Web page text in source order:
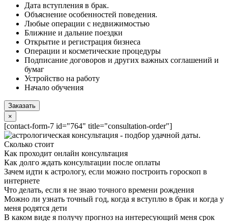
Дата вступления в брак.
Объяснение особенностей поведения.
Любые операции с недвижимостью
Ближние и дальние поездки
Открытие и регистрация бизнеса
Операции и косметические процедуры
Подписание договоров и других важных соглашений и
бумаг
Устройство на работу
Начало обучения
Заказать
×
[contact-form-7 id="764" title="consultation-order"]
Сколько стоит
Как проходит онлайн консультация
Как долго ждать консультации после оплаты
Зачем идти к астрологу, если можно построить гороскоп в
интернете
Что делать, если я не знаю точного времени рождения
Можно ли узнать точный год, когда я вступлю в брак и когда у
меня родятся дети
В каком виде я получу прогноз на интересующий меня срок